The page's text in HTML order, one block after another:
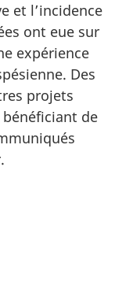
et l’incidence
ont eue sur
expérience
Des
projets
de